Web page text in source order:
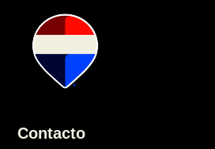
Contacto